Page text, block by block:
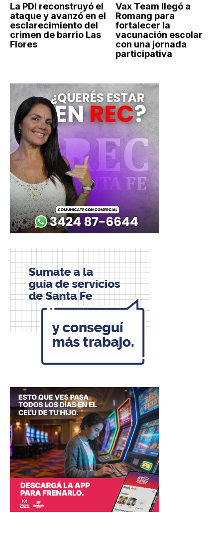
La PDI reconstruyó el
ataque y avanzó en el
esclarecimiento del
crimen de barrio Las
Flores
Vax Team llegó a
Romang para
fortalecer la
vacunación escolar
con una jornada
participativa